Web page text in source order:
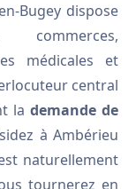
Bugey dispose
médicales et
central
lademande de
à Ambérieu
naturellement
tournerez en